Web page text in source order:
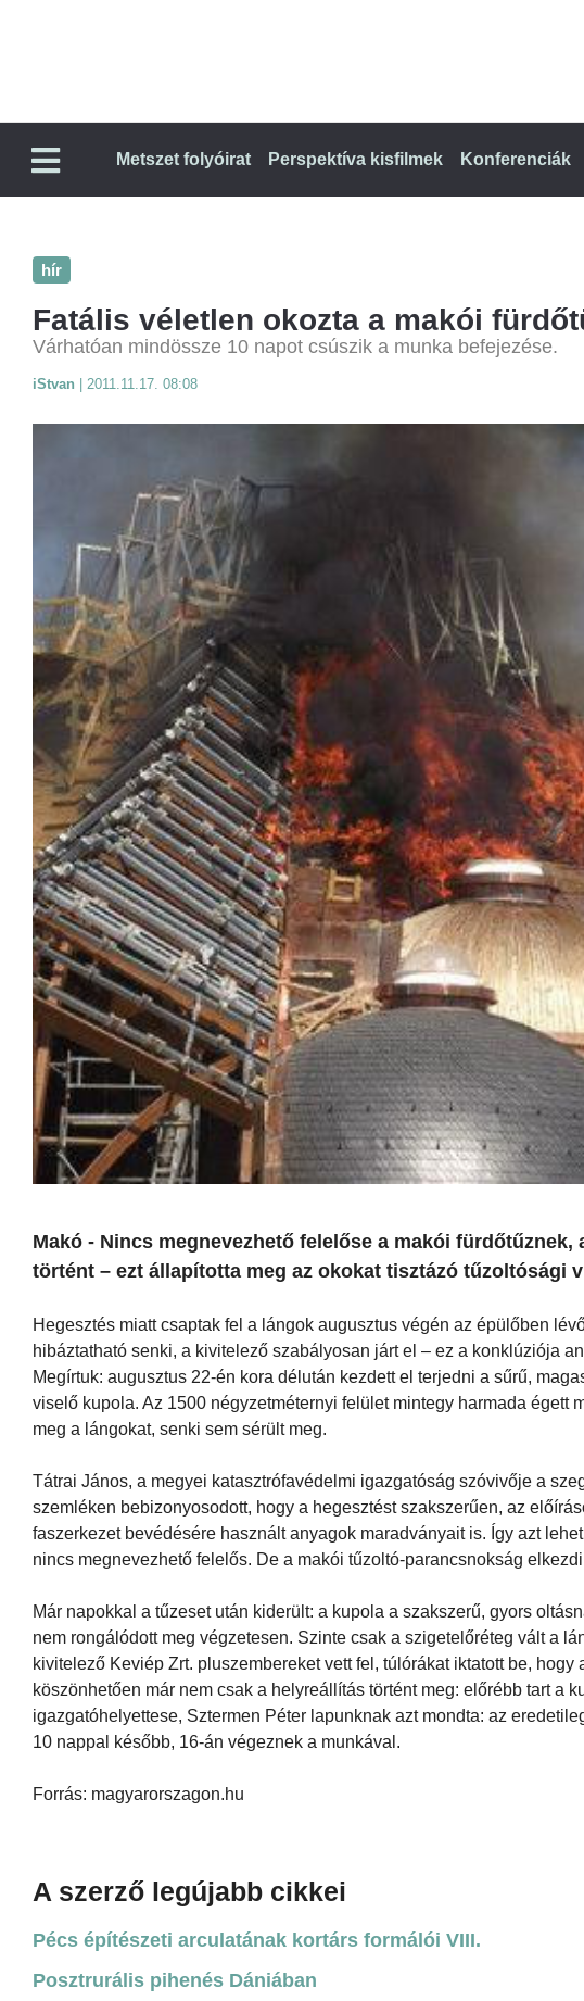
Metszet folyóirat Perspektíva kisfilmek Konferenciák
hír
Fatális véletlen okozta a makói
Várhatóan mindössze 10 napot csúszik a munka befejezése.
iStvan 2011.11.17. 08:08
Makó - Nincs megnevezhető felelőse a makói
történt – ezt állapította meg az okokat tisztázó tűzoltósági
Hegesztés miatt csaptak fel a lángok augusztus végén az épülőben
hibáztatható senki, a kivitelező szabályosan járt el – ez a konklúziója
Megírtuk: augusztus 22-én kora délután kezdett el terjedni a sűrű,
viselő kupola. Az 1500 négyzetméternyi felület mintegy harmada égett
meg a lángokat, senki sem sérült meg.
Tátrai János, a megyei katasztrófavédelmi igazgatóság szóvivője a
szemléken bebizonyosodott, hogy a hegesztést szakszerűen, az
faszerkezet bevédésére használt anyagok maradványait is. Így azt
nincs megnevezhető felelős. De a makói tűzoltó-parancsnokság
Már napokkal a tűzeset után kiderült: a kupola a szakszerű, gyors
nem rongálódott meg végzetesen. Szinte csak a szigetelőréteg vált a
kivitelező Keviép Zrt. pluszembereket vett fel, túlórákat iktatott be,
köszönhetően már nem csak a helyreállítás történt meg: előrébb tart a
igazgatóhelyettese, Sztermen Péter lapunknak azt mondta: az
10 nappal később, 16-án végeznek a munkával.
Forrás: magyarorszagon.hu
A szerző legújabb cikkei
Pécs építészeti arculatának kortárs formálói VIII.
Posztrurális pihenés Dániában